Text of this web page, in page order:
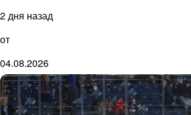
2 дня назад
от
04.08.2026